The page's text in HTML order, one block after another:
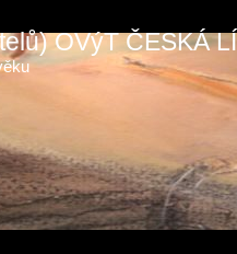
OVýT ČESKÁ